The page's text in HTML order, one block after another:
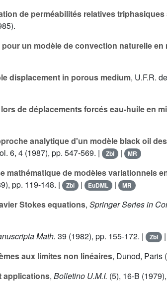
de perméabilités relatives
un modèle de convection naturelle en
displacement in porous medium, U.F.R.
de déplacements forcés eau-huile en
analytique d'un modèle black oil
6, 4 (1987), pp. 547-569. | Zbl | MR
mathématique de modèles variationnels
pp. 119-148. | Zbl | EuDML | MR
Stokes equations, Springer Series in
Math. 39 (1982), pp. 155-172. | Zbl |
aux limites non linéaires, Dunod, Paris
applications, Bolletino U.M.I. (5), 16-B